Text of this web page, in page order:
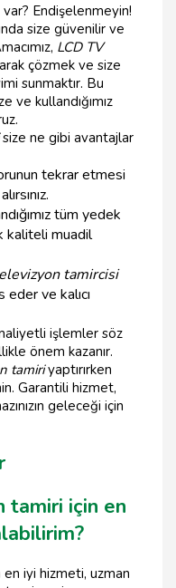
Endişelenmeyin!
size güvenilir ve
LCD TV
çözmek ve size
sunmaktır. Bu
ve kullandığımız
size ne gibi avantajlar
tekrar etmesi
tüm yedek
kaliteli muadil
tamircisi
eder ve kalıcı
işlemler söz
önem kazanır.
tamiriyaptırırken
Garantili hizmet,
geleceği için
tamiri için en
iyi hizmeti, uzman